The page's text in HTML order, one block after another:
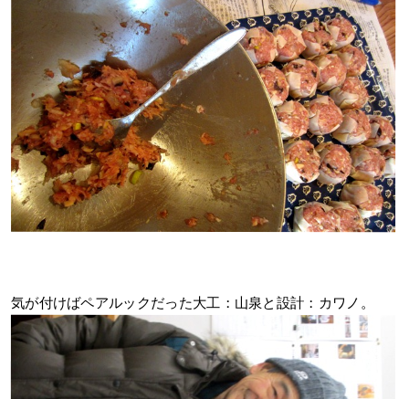
気が付けばペアルックだった大工：山泉と設計：カワノ。